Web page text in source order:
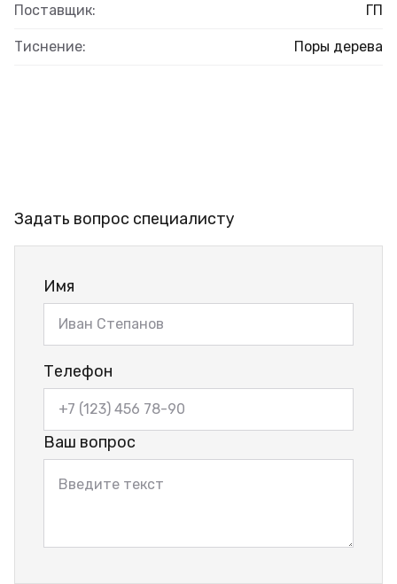
Поставщик: ГП
Тиснение: Поры дерева
Задать вопрос специалисту
Имя
Телефон
Ваш вопрос